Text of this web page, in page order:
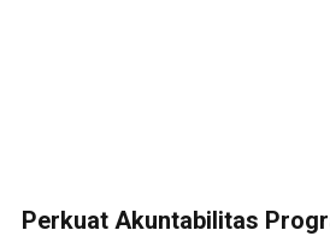
Perkuat Akuntabilitas